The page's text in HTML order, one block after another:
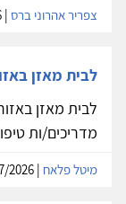
צפריר אהרוני ברס
לבית מאזן
לבית מאזן
מדריכים/ות
מיטל פלאח